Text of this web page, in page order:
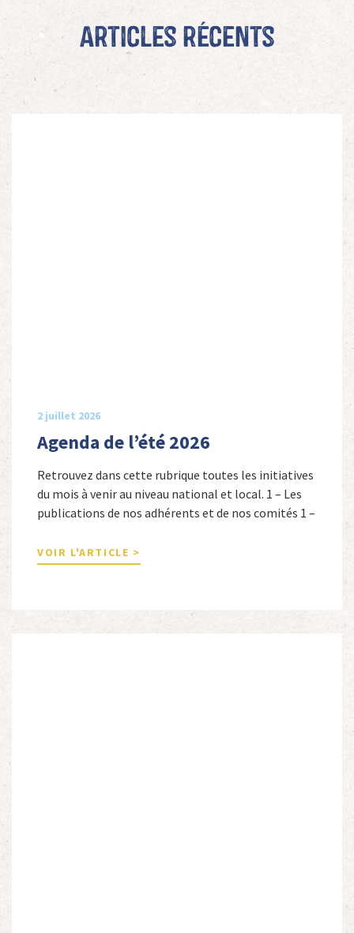
Articles récents
2 juillet 2026
Agenda de l’été 2026
Retrouvez dans cette rubrique toutes les initiatives
du mois à venir au niveau national et local. 1 – Les
publications de nos adhérents et de nos comités 1 –
Cordeboeuf, Christophe Touron et Agnès Dioné,
Nouvelles Sources Éditions, 2026. Ils venaient
autres […]
VOIR L'ARTICLE >